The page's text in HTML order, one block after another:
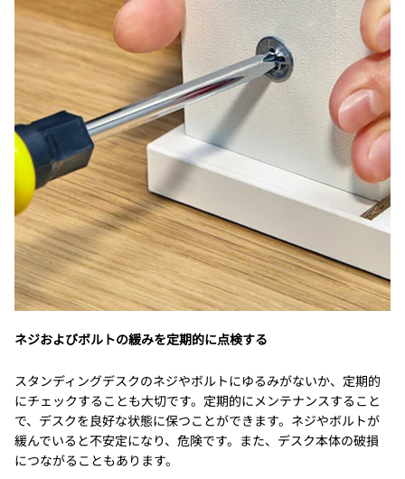
ネジおよびボルトの緩みを定期的に点検する
スタンディングデスクのネジやボルトにゆるみがないか、定期的
にチェックすることも大切です。定期的にメンテナンスすること
で、デスクを良好な状態に保つことができます。ネジやボルトが
緩んでいると不安定になり、危険です。また、デスク本体の破損
につながることもあります。